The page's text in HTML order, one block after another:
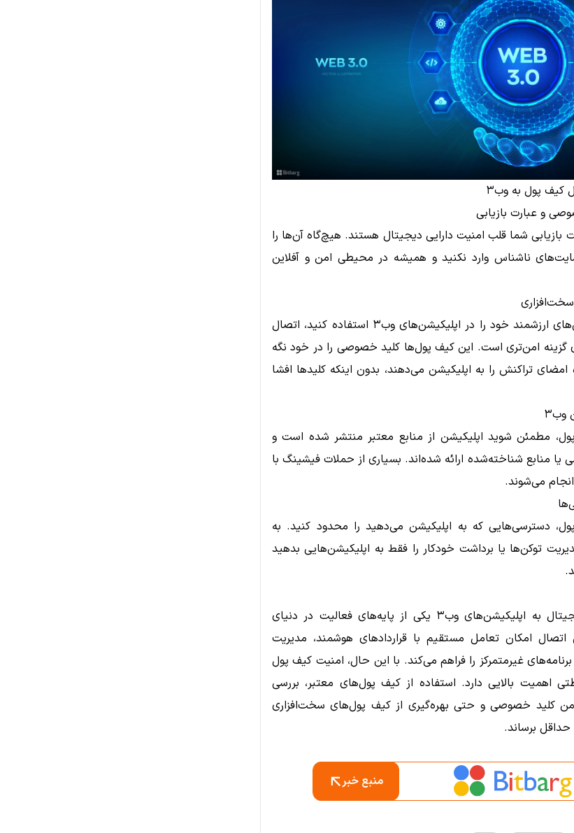
کیف پول به وب۳
و عبارت بازیابی
شما قلب امنیت دارایی دیجیتال هستند. هیچ‌گاه آن‌ها را
ناشناس وارد نکنید و همیشه در محیطی امن و آفلاین
اگر قصد دارید دارایی‌های ارزشمند خود را در اپلیکیشن‌های وب۳ استفاده کنید، اتصال
امن‌تری است. این کیف پول‌ها کلید خصوصی را در خود نگه
امضای تراکنش را به اپلیکیشن می‌دهند، بدون اینکه کلیدها افشا
وب۳
مطمئن شوید اپلیکیشن از منابع معتبر منتشر شده است و
یا منابع شناخته‌شده ارائه شده‌اند. بسیاری از حملات فیشینگ با
می‌شوند.
دسترسی‌هایی که به اپلیکیشن می‌دهید را محدود کنید. به
توکن‌ها یا برداشت خودکار را فقط به اپلیکیشن‌هایی بدهید
اتصال کیف پول دیجیتال به اپلیکیشن‌های وب۳ یکی از پایه‌های فعالیت در دنیای
امکان تعامل مستقیم با قراردادهای هوشمند، مدیریت
غیرمتمرکز را فراهم می‌کند. با این حال، امنیت کیف پول
اهمیت بالایی دارد. استفاده از کیف پول‌های معتبر، بررسی
کلید خصوصی و حتی بهره‌گیری از کیف پول‌های سخت‌افزاری
حداقل برساند.
منبع خبر